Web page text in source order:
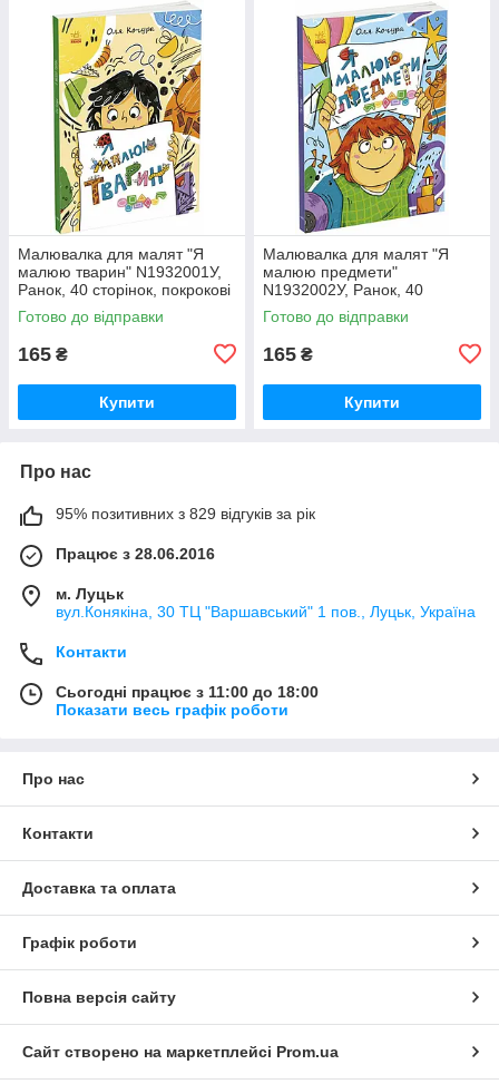
Малювалка для малят "Я
малюю тварин" N1932001У,
Ранок, 40 сторінок, покрокові
інструкції з фігур, для дітей 5-
8 років
Готово до відправки
165 ₴
Купити
Малювалка для малят "Я
малюю предмети"
N1932002У, Ранок, 40
сторінок, покрокові інструкції
з фігур, для дітей 5-8 років
Готово до відправки
165 ₴
Купити
Про нас
95% позитивних з 829 відгуків за рік
Працює з 28.06.2016
м. Луцьк
вул.Конякіна, 30 ТЦ "Варшавський" 1 пов., Луцьк, Україна
Контакти
Сьогодні працює з 11:00 до 18:00
Показати весь графік роботи
Про нас
Контакти
Доставка та оплата
Графік роботи
Повна версія сайту
Сайт створено на маркетплейсі Prom.ua